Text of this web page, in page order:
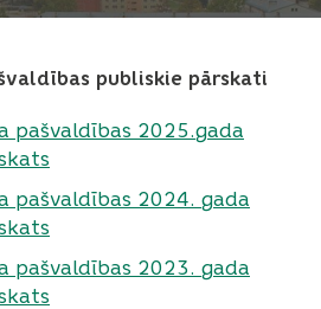
publiskie pārskati
pašvaldības 2025.gada
pašvaldības 2024. gada
pašvaldības 2023. gada